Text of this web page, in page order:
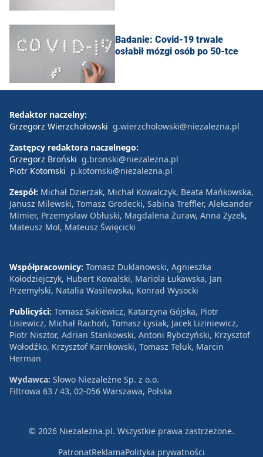
Badanie: Covid-19 trwale
osłabił mózgi osób po 50-tce
Redaktor naczelny:
Grzegorz Wierzchołowski g.wierzcholowski@niezalezna.pl
Zastępcy redaktora naczelnego:
Grzegorz Broński g.bronski@niezalezna.pl
Piotr Kotomski p.kotomski@niezalezna.pl
Zespół: Michał Dzierżak, Michał Kowalczyk, Beata Mańkowska,
Janusz Milewski, Tomasz Grodecki, Sabina Treffler, Aleksander
Mimier, Przemysław Obłuski, Magdalena Żuraw, Anna Zyzek,
Mateusz Mol, Mateusz Święcicki
Współpracownicy: Tomasz Duklanowski, Agnieszka
Kołodziejczyk, Hubert Kowalski, Mariola Łukawska, Jan
Przemyłski, Natalia Wasilewska, Konrad Wysocki
Publicyści: Tomasz Sakiewicz, Katarzyna Gójska, Piotr
Lisiewicz, Michał Rachoń, Tomasz Łysiak, Jacek Liziniewicz,
Piotr Nisztor, Adrian Stankowski, Antoni Rybczyński, Krzysztof
Wołodźko, Krzysztof Karnkowski, Tomasz Teluk, Marcin
Herman
Wydawca: Słowo Niezależne Sp. z o.o.
Filtrowa 63 / 43, 02-056 Warszawa, Polska
© 2026 Niezależna.pl. Wszystkie prawa zastrzeżone.
PatronatReklamaPolityka prywatności